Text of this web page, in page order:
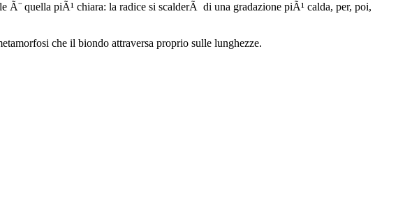
quella piÃ¹ chiara: la radice si scalderÃ di una gradazione piÃ¹ calda, per, poi,
che il biondo attraversa proprio sulle lunghezze.